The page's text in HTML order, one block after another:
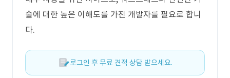
술에 대한 높은 이해도를 가진 개발자를 필요로 합니
다.
로그인 후 무료 견적 상담 받으세요.